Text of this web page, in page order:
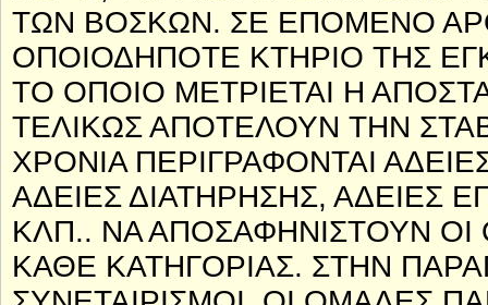
ΤΩΝ ΒΟΣΚΩΝ. ΣΕ ΕΠΟΜΕΝΟ
ΟΠΟΙΟΔΗΠΟΤΕ ΚΤΗΡΙΟ ΤΗΣ
ΤΟ ΟΠΟΙΟ ΜΕΤΡΙΕΤΑΙ Η
ΤΕΛΙΚΩΣ ΑΠΟΤΕΛΟΥΝ ΤΗΝ
ΧΡΟΝΙΑ ΠΕΡΙΓΡΑΦΟΝΤΑΙ
ΑΔΕΙΕΣ ΔΙΑΤΗΡΗΣΗΣ, ΑΔΕΙΕΣ
ΚΛΠ.. ΝΑ ΑΠΟΣΑΦΗΝΙΣΤΟΥΝ ΟΙ
ΚΑΘΕ ΚΑΤΗΓΟΡΙΑΣ. ΣΤΗΝ